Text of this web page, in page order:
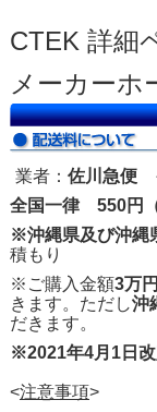
CTEK 詳細
メーカーホ
業者： 佐川急便
全国一律 550円（
※沖縄県及び沖縄
積もり
※ご購入金額3万
きます。ただし沖
だきます。
※2021年4月1日
<注意事項>